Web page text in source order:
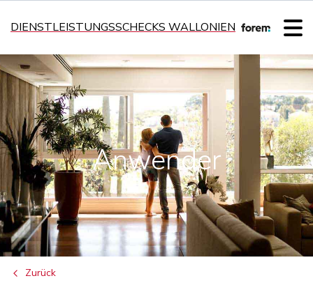
DIENSTLEISTUNGSSCHECKS WALLONIEN
Anwender
Zurück